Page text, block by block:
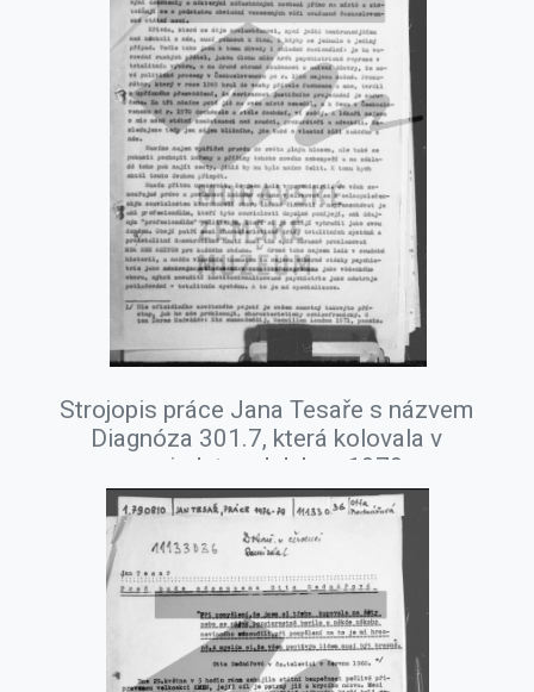
Strojopis práce Jana Tesaře s názvem
Diagnóza 301.7, která kolovala v
samizdatu od dubna 1979.